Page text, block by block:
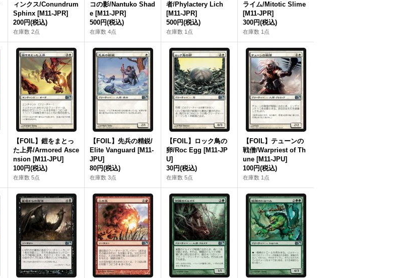
ィンクス/Conundrum
Sphinx [M11-JPR]
200円(税込)
在庫数 2点
コの影/Nantuko Shad
e [M11-JPR]
500円(税込)
在庫数 4点
者/Phylactery Lich
[M11-JPR]
500円(税込)
在庫数 1点
ライム/Mitotic Slime
[M11-JPR]
300円(税込)
在庫数 1点
【FOIL】鎧をまとっ
た上昇/Armored Asce
nsion [M11‐JPU]
100円(税込)
在庫数 5点
【FOIL】先兵の精鋭/
Elite Vanguard [M11‐
JPU]
80円(税込)
在庫数 3点
【FOIL】ロック鳥の
卵/Roc Egg [M11‐JP
U]
30円(税込)
在庫数 5点
【FOIL】テューンの
戦僧/Warpriest of Th
une [M11‐JPU]
100円(税込)
在庫数 1点